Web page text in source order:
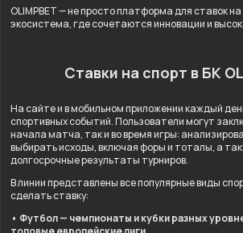
OLIMPBET — не просто платформа для ставок
экосистема, где сочетаются инновации и
Ставки на спорт в БК
На сайте и в мобильном приложении каждый
спортивных событий. Пользователи могут
начала матча, так и во время игры:
выбирать исходы, включая форы и тоталы, а
долгосрочные результаты турниров.
В линии представлены все популярные виды
сделать ставку:
• Футбол — чемпионаты и кубки разных